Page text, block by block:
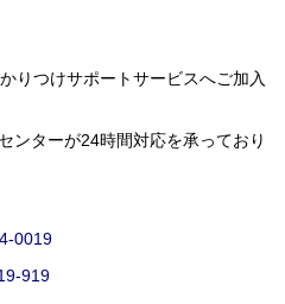
りつけサポートサービスへご加入
ンターが24時間対応を承っており
0019
919